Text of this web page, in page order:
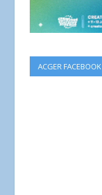
ACGER FACEBOOK